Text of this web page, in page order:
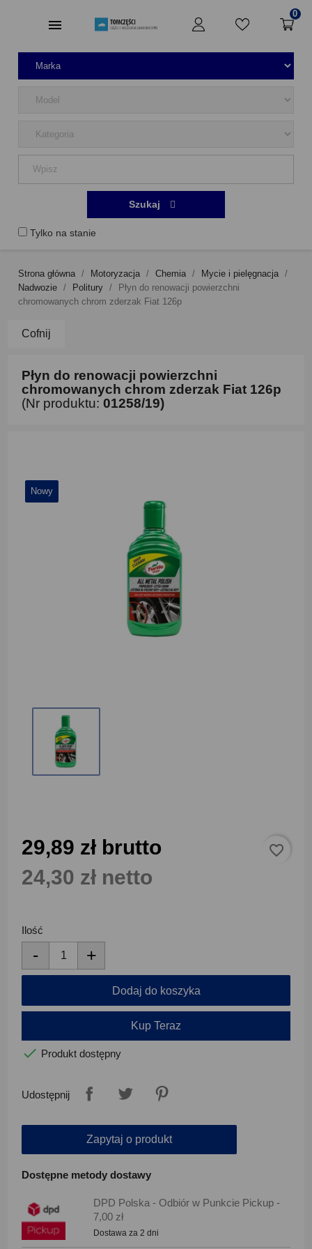
0
Tylko na stanie
Szukaj
Strona główna Motoryzacja Chemia
Mycie i pielęgnacja
Nadwozie
Politury
Płyn do renowacji powierzchni
chromowanych chrom zderzak Fiat 126p
Cofnij
Płyn do renowacji powierzchni
chromowanych chrom zderzak Fiat 126p
(Nr produktu:01258/19)
Nowy
29,89 zł brutto
24,30 zł netto
Ilość
+
-
Dodaj do koszyka
Kup Teraz
favorite_border
 Produkt dostępny
Udostępnij
Zapytaj o produkt
Dostępne metody dostawy
DPD Polska - Odbiór w Punkcie Pickup -
7,00 zł
Dostawa za 2 dni